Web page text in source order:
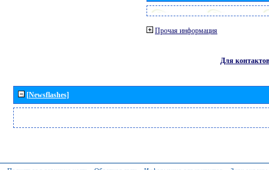
Прочая информация
Для контактов
[Newsflashes]